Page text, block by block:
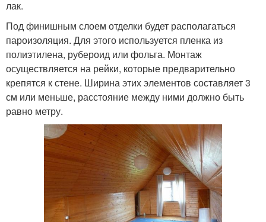
лак.
Под финишным слоем отделки будет располагаться
пароизоляция. Для этого используется пленка из
полиэтилена, рубероид или фольга. Монтаж
осуществляется на рейки, которые предварительно
крепятся к стене. Ширина этих элементов составляет 3
см или меньше, расстояние между ними должно быть
равно метру.